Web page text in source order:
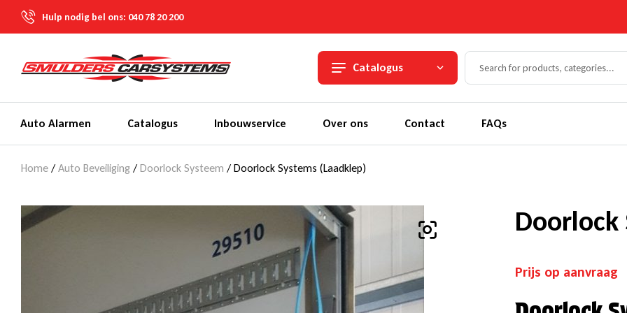
Hulp nodig bel ons: 040 78 20 200
Catalogus
Auto Alarmen Catalogus Inbouwservice Over ons Contact FAQs
Home / Auto Beveiliging / Doorlock Systeem / Doorlock Systems (Laadklep)
Doorlock
Prijs op aanvraag